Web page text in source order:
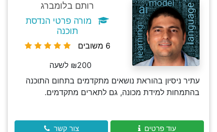
רותם בלומברג
מורה פרטי הנדסת
תוכנה
6 משובים
₪200 לשעה
עתיר ניסיון בהוראת נושאים מתקדמים בתחום התוכנה
בהתמחות למידת מכונה, גם לתארים מתקדמים.
עוד פרטים צור קשר